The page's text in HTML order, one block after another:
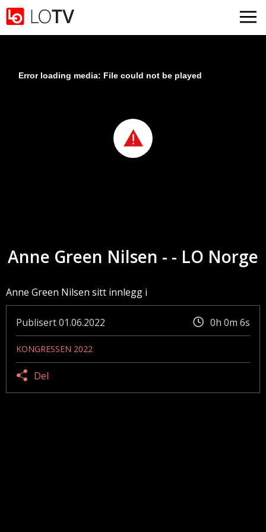
Gå til hovedinnhold
Error loading media: File could not be played
Anne Green Nilsen - - LO Norge
Anne Green Nilsen sitt innlegg i
Publisert01.06.2022 0h 0m 6s
KONGRESSEN 2022
Del